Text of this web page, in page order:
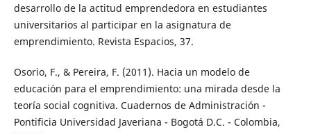
desarrollo de la actitud emprendedora en estudiantes
universitarios al participar en la asignatura de
emprendimiento. Revista Espacios, 37.
Osorio, F., & Pereira, F. (2011). Hacia un modelo de
educación para el emprendimiento: una mirada desde la
teoría social cognitiva. Cuadernos de Administración -
Pontificia Universidad Javeriana - Bogotá D.C. - Colombia,